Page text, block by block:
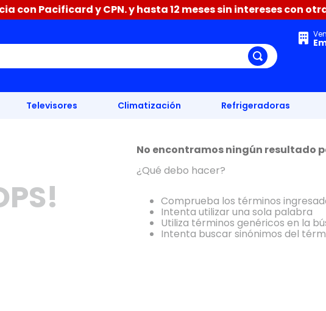
Pacificard y CPN. y hasta 12 meses sin intereses con otras
Televisores Climatización Refrigeradoras
No encontramos ningún resultado
¿Qué debo hacer?
Comprueba los términos
Intenta utilizar una sola palabra
Utiliza términos genéricos en la
Intenta buscar sinónimos del